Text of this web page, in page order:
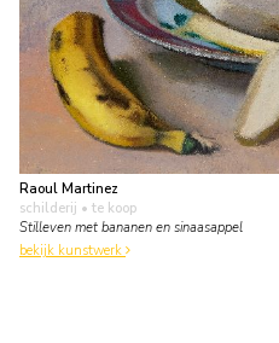
Raoul Martinez
schilderij • te koop
Stilleven met bananen en sinaasappel
bekijk kunstwerk